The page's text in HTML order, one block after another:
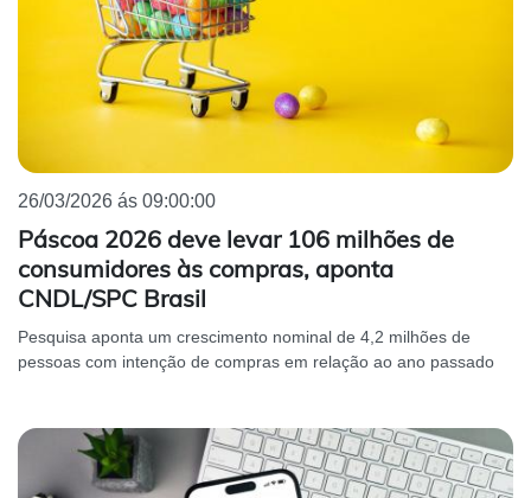
26/03/2026 ás 09:00:00
Páscoa 2026 deve levar 106 milhões de
consumidores às compras, aponta
CNDL/SPC Brasil
Pesquisa aponta um crescimento nominal de 4,2 milhões de
pessoas com intenção de compras em relação ao ano passado